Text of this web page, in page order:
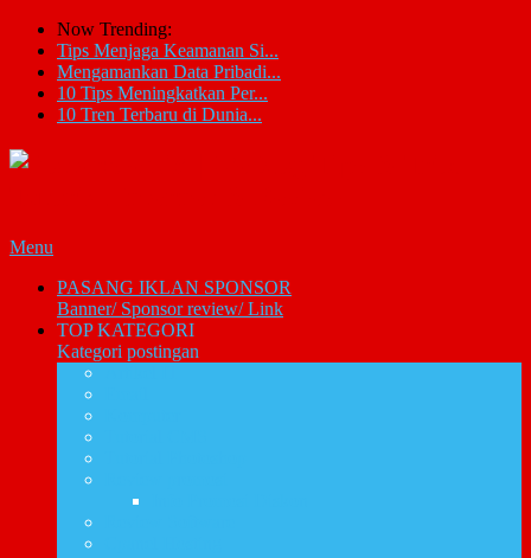
Now Trending:
Tips Menjaga Keamanan Si...
Mengamankan Data Pribadi...
10 Tips Meningkatkan Per...
10 Tren Terbaru di Dunia...
Menu
PASANG IKLAN SPONSOR
Banner/ Sponsor review/ Link
TOP KATEGORI
Kategori postingan